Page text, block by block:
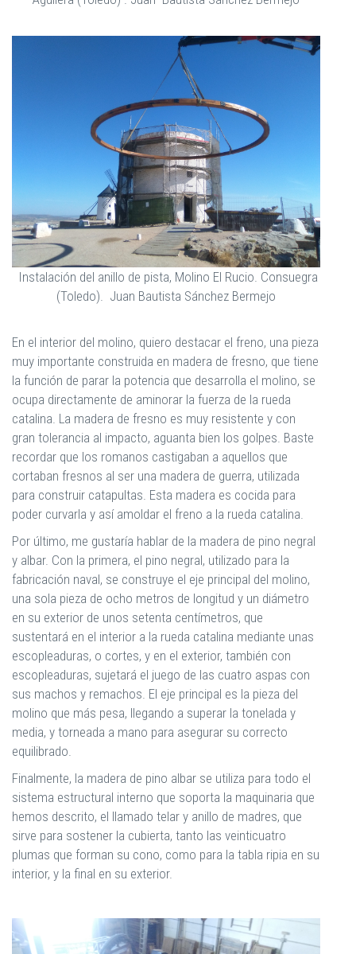
Instalación del anillo de pista, Molino El Rucio. Consuegra
(Toledo). Juan Bautista Sánchez Bermejo
En el interior del molino, quiero destacar el freno, una pieza
muy importante construida en madera de fresno, que tiene
la función de parar la potencia que desarrolla el molino, se
ocupa directamente de aminorar la fuerza de la rueda
catalina. La madera de fresno es muy resistente y con
gran tolerancia al impacto, aguanta bien los golpes. Baste
recordar que los romanos castigaban a aquellos que
cortaban fresnos al ser una madera de guerra, utilizada
para construir catapultas. Esta madera es cocida para
poder curvarla y así amoldar el freno a la rueda catalina.
Por último, me gustaría hablar de la madera de pino negral
y albar. Con la primera, el pino negral, utilizado para la
fabricación naval, se construye el eje principal del molino,
una sola pieza de ocho metros de longitud y un diámetro
en su exterior de unos setenta centímetros, que
sustentará en el interior a la rueda catalina mediante unas
escopleaduras, o cortes, y en el exterior, también con
escopleaduras, sujetará el juego de las cuatro aspas con
sus machos y remachos. El eje principal es la pieza del
molino que más pesa, llegando a superar la tonelada y
media, y torneada a mano para asegurar su correcto
equilibrado.
Finalmente, la madera de pino albar se utiliza para todo el
sistema estructural interno que soporta la maquinaria que
hemos descrito, el llamado telar y anillo de madres, que
sirve para sostener la cubierta, tanto las veinticuatro
plumas que forman su cono, como para la tabla ripia en su
interior, y la final en su exterior.